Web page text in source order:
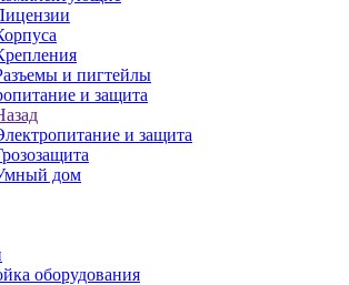
и пигтейлы
и защита
и защита
дом
оборудования